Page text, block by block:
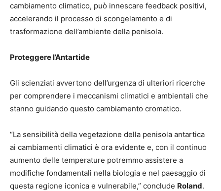
cambiamento climatico, può innescare feedback positivi,
accelerando il processo di scongelamento e di
trasformazione dell’ambiente della penisola.
Proteggere l’Antartide
Gli scienziati avvertono dell’urgenza di ulteriori ricerche
per comprendere i meccanismi climatici e ambientali che
stanno guidando questo cambiamento cromatico.
“La sensibilità della vegetazione della penisola antartica
ai cambiamenti climatici è ora evidente e, con il continuo
aumento delle temperature potremmo assistere a
modifiche fondamentali nella biologia e nel paesaggio di
questa regione iconica e vulnerabile,” conclude Roland.